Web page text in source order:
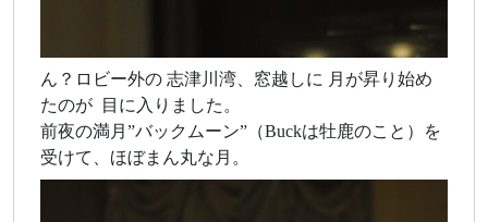
ん？ロビー外の 志津川湾、窓越しに 月が昇り始め
たのが 目に入りました。
前夜の満月”バックムーン”（Buckは牡鹿のこと）を
受けて、ほぼまん丸な月。